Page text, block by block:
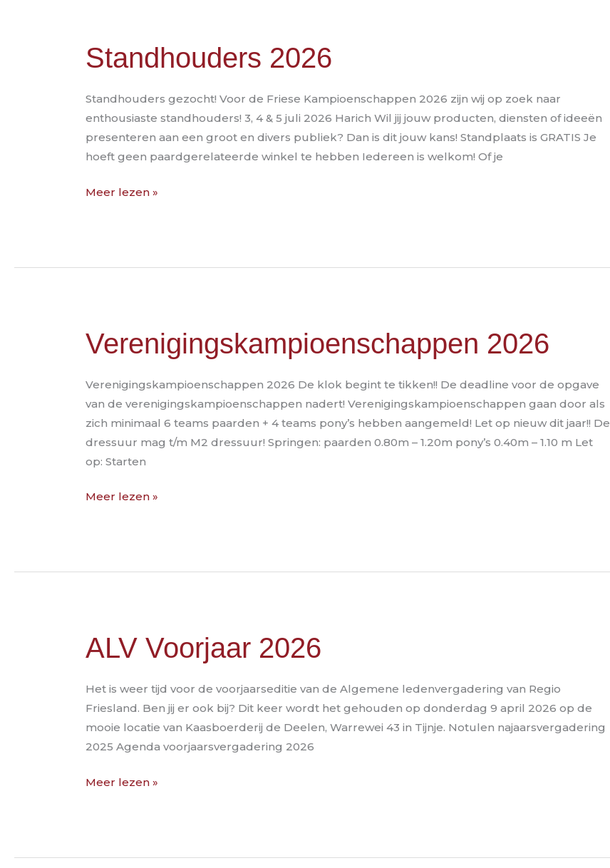
Standhouders 2026
Standhouders gezocht! Voor de Friese Kampioenschappen 2026 zijn wij op zoek naar
enthousiaste standhouders! 3, 4 & 5 juli 2026 Harich Wil jij jouw producten, diensten of ideeën
presenteren aan een groot en divers publiek? Dan is dit jouw kans! Standplaats is GRATIS Je
hoeft geen paardgerelateerde winkel te hebben Iedereen is welkom! Of je
Standhouders
2026
Meer lezen »
Verenigingskampioenschappen 2026
Verenigingskampioenschappen 2026 De klok begint te tikken!! De deadline voor de opgave
van de verenigingskampioenschappen nadert! Verenigingskampioenschappen gaan door als
zich minimaal 6 teams paarden + 4 teams pony’s hebben aangemeld! Let op nieuw dit jaar!! De
dressuur mag t/m M2 dressuur! Springen: paarden 0.80m – 1.20m pony’s 0.40m – 1.10 m Let
op: Starten
Verenigingskampioenschappen
2026
Meer lezen »
ALV Voorjaar 2026
Het is weer tijd voor de voorjaarseditie van de Algemene ledenvergadering van Regio
Friesland. Ben jij er ook bij? Dit keer wordt het gehouden op donderdag 9 april 2026 op de
mooie locatie van Kaasboerderij de Deelen, Warrewei 43 in Tijnje. Notulen najaarsvergadering
2025 Agenda voorjaarsvergadering 2026
ALV
Voorjaar
Meer lezen »